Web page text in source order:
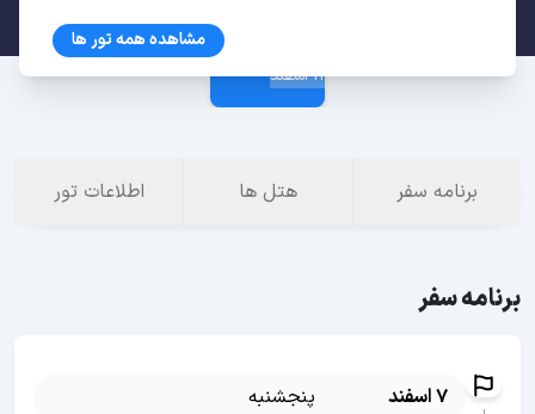
11 اسفند
برنامه سفر هتل ها اطلاعات تور
برنامه سفر
7 اسفند پنجشنبه
مشاهده همه تور ها